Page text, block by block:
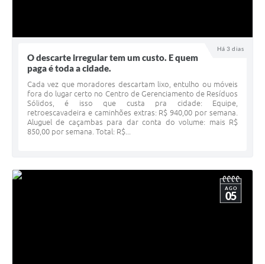
Há 3 dias
O descarte irregular tem um custo. E quem
paga é toda a cidade.
Cada vez que moradores descartam lixo, entulho ou móveis
fora do lugar certo no Centro de Gerenciamento de Resíduos
Sólidos, é isso que custa pra cidade: Equipe,
retroescavadeira e caminhões extras: R$ 940,00 por semana.
Aluguel de caçambas para dar conta do volume: mais R$
850,00 por semana. Total: R$...
AGO
05